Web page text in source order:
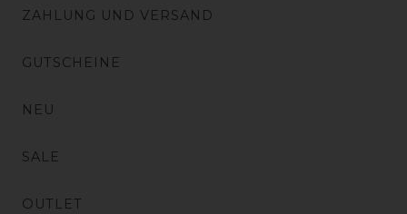
ZAHLUNG UND VERSAND
GUTSCHEINE
NEU
SALE
OUTLET